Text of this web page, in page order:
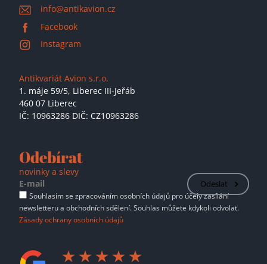
info@antikavion.cz
Facebook
Instagram
Antikvariát Avion s.r.o.
1. máje 59/5, Liberec III-Jeřáb
460 07 Liberec
IČ: 10963286 DIČ: CZ10963286
Odebírat
novinky a slevy
Odeslat
Souhlasím se zpracováním osobních údajů pro účely zasílání
newsletteru a obchodních sdělení. Souhlas můžete kdykoli odvolat.
Zásady ochrany osobních údajů